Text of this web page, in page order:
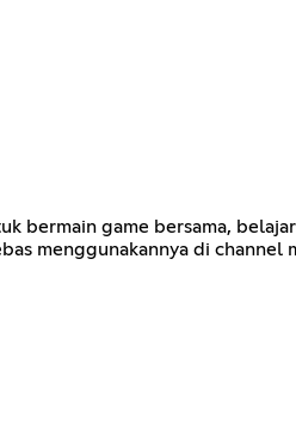
bermain game bersama,
menggunakannya di channel